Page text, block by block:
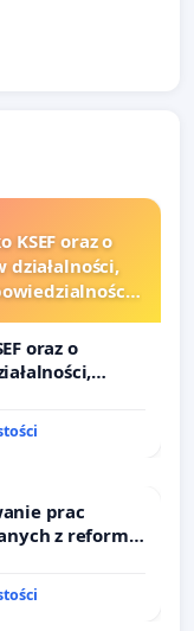
KSEF oraz o
działalności,
oraz o
urzędników i
prac
z reformą